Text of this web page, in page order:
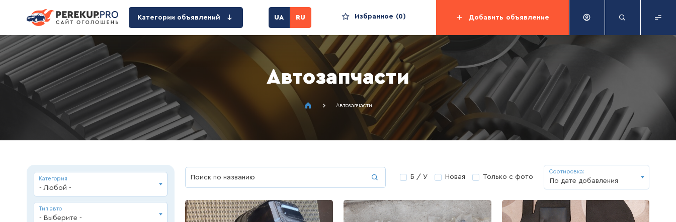
Категории объявлений UA RU Избранное 0 Добавить объявление
Автозапчасти
Автозапчасти
Категория
- Любой -
Тип авто
- Выберите -
Б / У Новая Только с фото
Сортировка:
По дате добавления